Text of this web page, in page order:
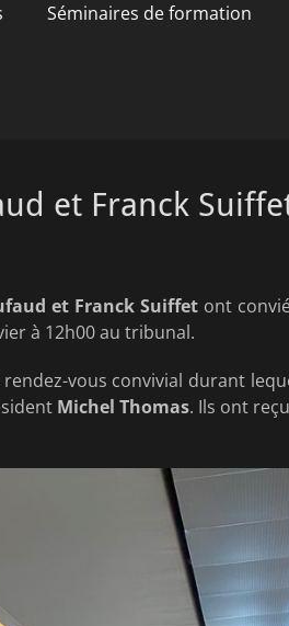
Séminaires de formation
et Franck
et Franck Suiffet ont
à 12h00 au tribunal.
vous convivial durant
Michel Thomas. Ils ont